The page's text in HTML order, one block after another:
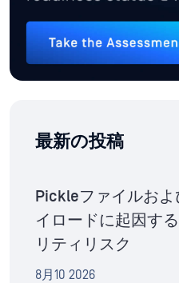
最新の投稿
Pickleファイルお
イロードに起因す
リティリスク
8月10 2026